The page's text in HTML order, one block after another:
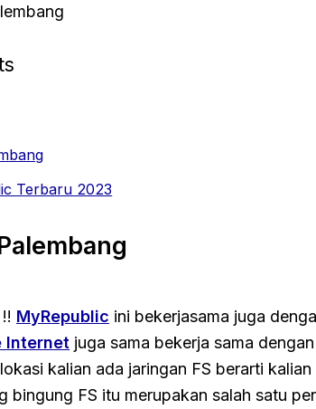
Terbaru 2023
MyRepublic ini bekerjasama juga
Internet juga sama bekerja sama
kalian ada jaringan FS berarti
bingung FS itu merupakan salah satu